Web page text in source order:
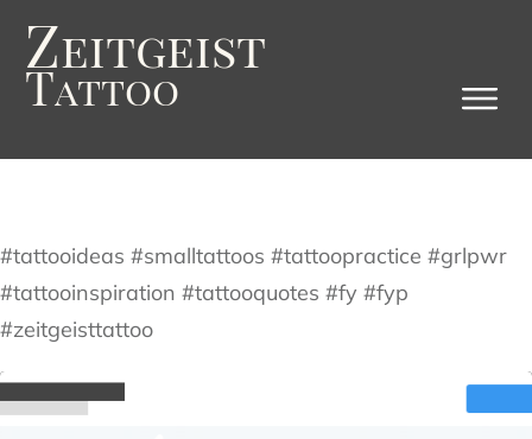
Zeitgeist
Tattoo
#tattooideas #smalltattoos #tattoopractice #grlpwr
#tattooinspiration #tattooquotes #fy #fyp
#zeitgeisttattoo